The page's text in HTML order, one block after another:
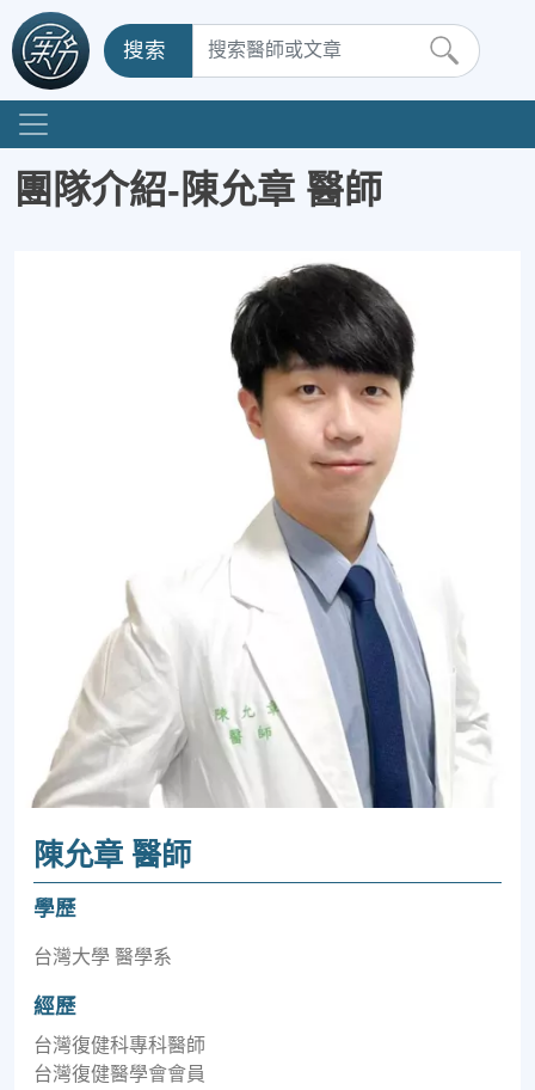
搜索
團隊介紹-陳允章 醫師
陳允章 醫師
學歷
台灣大學 醫學系
經歷
台灣復健科專科醫師
台灣復健醫學會會員